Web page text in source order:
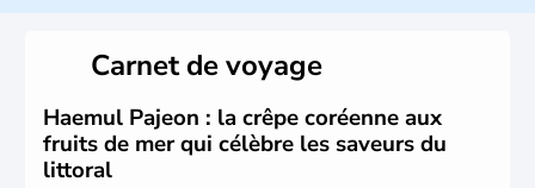
christianisme et le bouddhisme en sont les deux
principales religions. Ce pays partage sa culture avec la
Corée du Nord. Les Jeux Olympiques s’y sont déroulés en
1988, de même que la Coupe du Monde de football en
2002, en collaboration avec le Japon.
Carnet de voyage
Haemul Pajeon : la crêpe coréenne aux
fruits de mer qui célèbre les saveurs du
littoral